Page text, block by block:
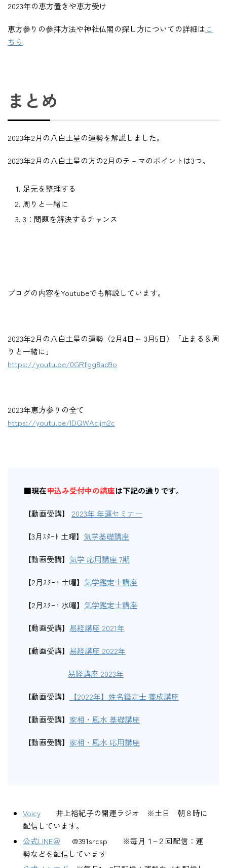
2023年の恵方置きや恵方受け
恵方参りの参拝方法や神社仏閣の探し方についての詳細はこ
ちら
まとめ
2023年2月の八白土星の運勢を解説しました。
2023年2月の八白土星の方の2月のテ－マのポイントは3つ。
足元を整理する
周りと一緒に
3：問題を解決するチャンス
ブログの内容をYoutubeでも解説しています。
2023年2月の八白土星の運勢（2月4日～ 3月5日）「止まる＆周
りと一緒に」
https://youtu.be/0GRfgg8ad9o
2023年恵方参りの全て
https://youtu.be/lDQWAcljm2c
■現在申込み受付中の講座は下記の通りです。
【動画受講】 2023年 年運セミナー
【3月ｽﾀｰﾄ 土曜】 気学基礎講座
【動画受講】 気学 応用講座 7期
【2月ｽﾀｰﾄ 土曜】 気学鑑定士講座
【2月ｽﾀｰﾄ 水曜】 気学鑑定士講座
【動画受講】 易経講座 2021年
【動画受講】 易経講座 2022年
易経講座 2023年
【動画受講】 【2022年】姓名鑑定士 養成講座
【動画受講】 家相・風水 基礎講座
【動画受講】 家相・風水 応用講座
Voicy 井上裕紀子の開運ラジオ ※土日 朝８時に
配信しています。
公式LINE＠ @391srcsp ※毎月１~２回配信：運
勢などを配信しています